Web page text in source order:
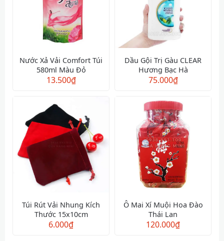
Nước Xả Vải Comfort Túi
580ml Màu Đỏ
13.500₫
Dầu Gội Trị Gàu CLEAR
Hương Bạc Hà
75.000₫
Túi Rút Vải Nhung Kích
Thước 15x10cm
6.000₫
Ô Mai Xí Muội Hoa Đào
Thái Lan
120.000₫